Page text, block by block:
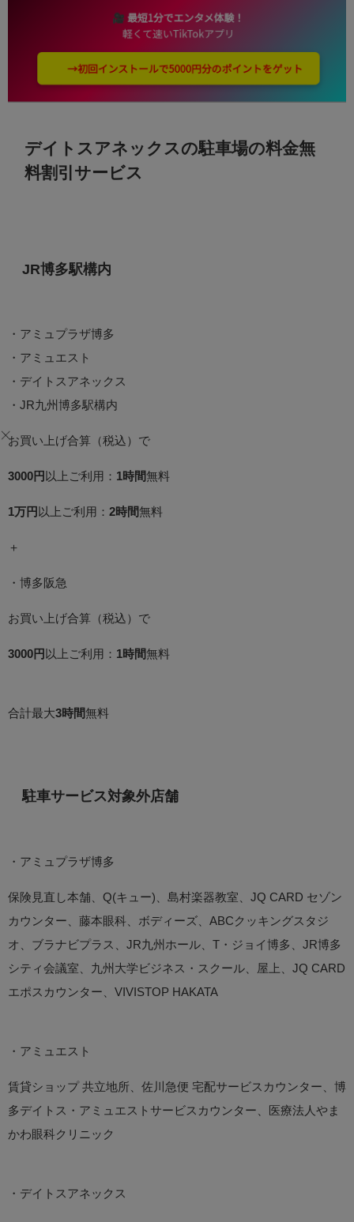
デイトスアネックスの駐車場の料金無
料割引サービス
JR博多駅構内
・アミュプラザ博多
・アミュエスト
・デイトスアネックス
・JR九州博多駅構内
お買い上げ合算（税込）で
3000円 以上ご利用： 1時間無料
1万円 以上ご利用： 2時間無料
＋
・博多阪急
お買い上げ合算（税込）で
3000円 以上ご利用： 1時間無料
合計最大3時間無料
駐車サービス対象外店舗
・アミュプラザ博多
保険見直し本舗、Q(キュー)、島村楽器教室、JQ CARD セゾン
カウンター、藤本眼科、ボディーズ、ABCクッキングスタジ
オ、ブラナビプラス、JR九州ホール、T・ジョイ博多、JR博多
シティ会議室、九州大学ビジネス・スクール、屋上、JQ CARD
エポスカウンター、VIVISTOP HAKATA
・アミュエスト
賃貸ショップ 共立地所、佐川急便 宅配サービスカウンター、博
多デイトス・アミュエストサービスカウンター、医療法人やま
かわ眼科クリニック
・デイトスアネックス